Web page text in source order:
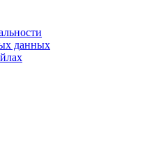
данных